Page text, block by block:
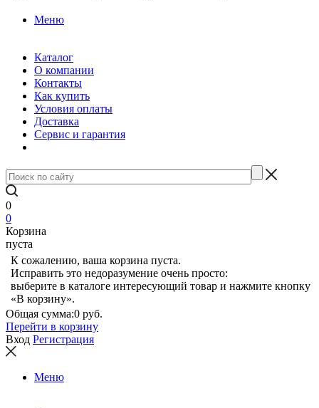
Меню
Каталог
О компании
Контакты
Как купить
Условия оплаты
Доставка
Сервис и гарантия
0
0
Корзина
пуста
К сожалению, ваша корзина пуста.
Исправить это недоразумение очень просто:
выберите в каталоге интересующий товар и нажмите кнопку
«В корзину».
Общая сумма:0 руб.
Перейти в корзину
Вход Регистрация
Меню